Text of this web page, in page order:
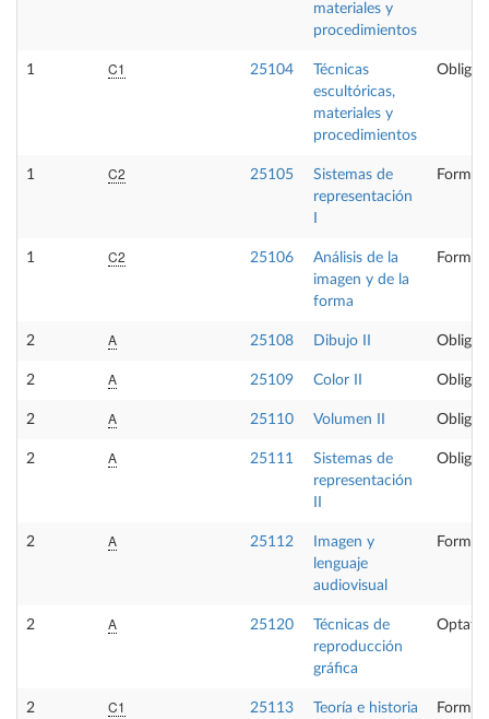
materiales y
procedimientos
1 C1 25104
Técnicas
escultóricas,
materiales y
procedimientos
1 C2 25105
Sistemas de
representación
1 C2 25106
Análisis de la
imagen y de la
forma
2 A 25108 Dibujo II
2 A 25109 Color II
2 A 25110 Volumen II
2 A 25111
Sistemas de
representación
2 A 25112
Imagen y
lenguaje
audiovisual
2 A 25120
Técnicas de
reproducción
gráfica
2 C1 25113
Teoría e historia